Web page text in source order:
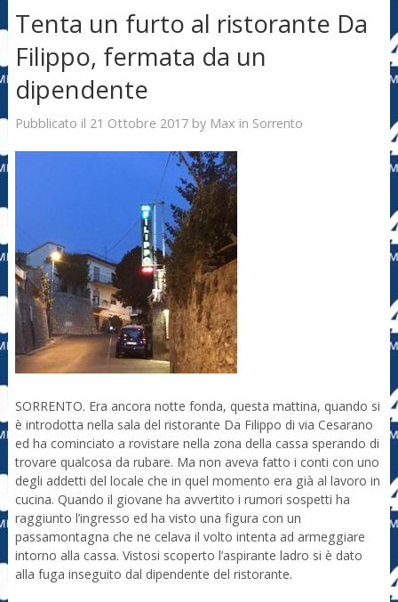
Tenta un furto al ristorante Da
Filippo, fermata da un
dipendente
Pubblicato il 21 Ottobre 2017by Max in Sorrento
SORRENTO. Era ancora notte fonda, questa mattina, quando si
è introdotta nella sala del ristorante Da Filippo di via Cesarano
ed ha cominciato a rovistare nella zona della cassa sperando di
trovare qualcosa da rubare. Ma non aveva fatto i conti con uno
degli addetti del locale che in quel momento era già al lavoro in
cucina. Quando il giovane ha avvertito i rumori sospetti ha
raggiunto l’ingresso ed ha visto una figura con un
passamontagna che ne celava il volto intenta ad armeggiare
intorno alla cassa. Vistosi scoperto l’aspirante ladro si è dato
alla fuga inseguito dal dipendente del ristorante.